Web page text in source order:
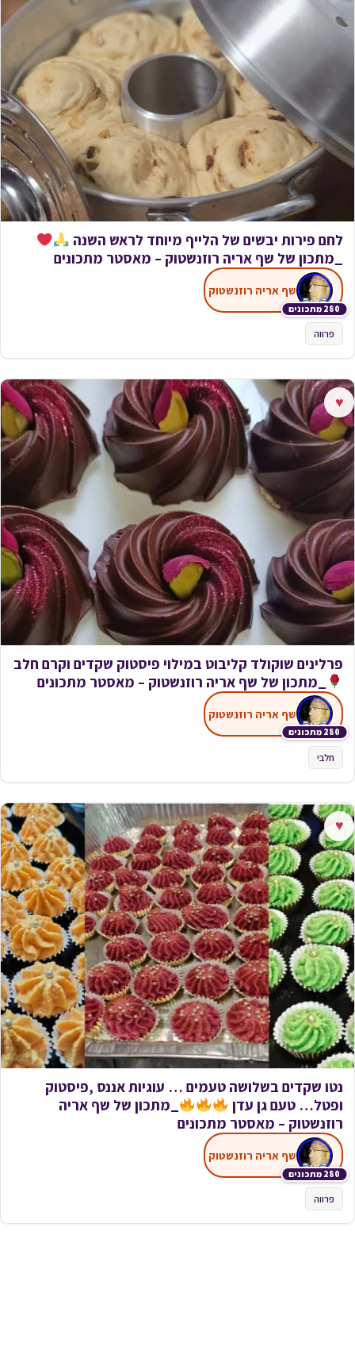
לחם פירות יבשים של הלייף מיוחד לראש השנה
_מתכון של שף אריה רוזנשטוק – מאסטר מתכונים
280 מתכונים
שף אריה רוזנשטוק
פרווה
♥
פרלינים שוקולד קליבוט במילוי פיסטוק שקדים וקרם חלב
_מתכון של שף אריה רוזנשטוק – מאסטר מתכונים
280 מתכונים
שף אריה רוזנשטוק
חלבי
♥
נטו שקדים בשלושה טעמים … עוגיות אננס ,פיסטוק
ופטל… טעם גן עדן
_מתכון של שף אריה
רוזנשטוק – מאסטר מתכונים
280 מתכונים
שף אריה רוזנשטוק
פרווה